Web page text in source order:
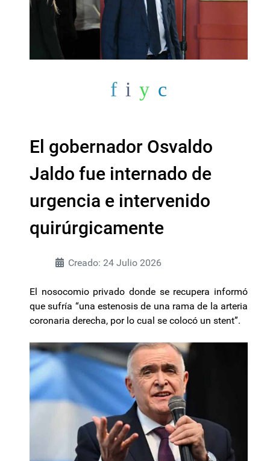
El gobernador Osvaldo
Jaldo fue internado de
urgencia e intervenido
quirúrgicamente
Creado: 24 Julio 2026
El nosocomio privado donde se recupera informó
que sufría “una estenosis de una rama de la arteria
coronaria derecha, por lo cual se colocó un stent”.